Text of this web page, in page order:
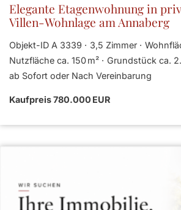
Elegante Etagenwohnung in
Villen-Wohnlage am Annaberg
Objekt-ID A 3339 3,5 Zimmer
Nutzfläche ca. 150 m²
Grund­stück ca.
ab Sofort oder Nach Vereinbarung
Kaufpreis 780.000 EUR